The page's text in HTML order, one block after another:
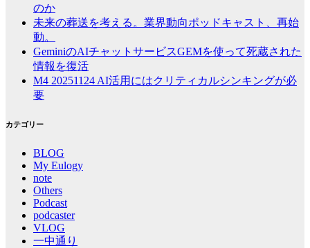
のか
未来の葬送を考える。業界動向ポッドキャスト、再始
動。
GeminiのAIチャットサービスGEMを使って死蔵された
情報を復活
M4 20251124 AI活用にはクリティカルシンキングが必
要
カテゴリー
BLOG
My Eulogy
note
Others
Podcast
podcaster
VLOG
一中通り